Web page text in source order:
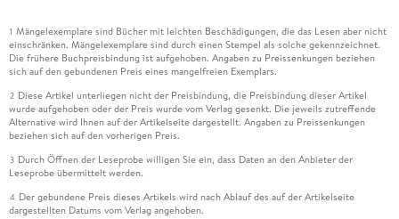
1 Mängelexemplare sind Bücher mit leichten Beschädigungen, die das Lesen aber nicht
einschränken. Mängelexemplare sind durch einen Stempel als solche gekennzeichnet.
Die frühere Buchpreisbindung ist aufgehoben. Angaben zu Preissenkungen beziehen
sich auf den gebundenen Preis eines mangelfreien Exemplars.
2 Diese Artikel unterliegen nicht der Preisbindung, die Preisbindung dieser Artikel
wurde aufgehoben oder der Preis wurde vom Verlag gesenkt. Die jeweils zutreffende
Alternative wird Ihnen auf der Artikelseite dargestellt. Angaben zu Preissenkungen
beziehen sich auf den vorherigen Preis.
3 Durch Öffnen der Leseprobe willigen Sie ein, dass Daten an den Anbieter der
Leseprobe übermittelt werden.
4 Der gebundene Preis dieses Artikels wird nach Ablauf des auf der Artikelseite
dargestellten Datums vom Verlag angehoben.